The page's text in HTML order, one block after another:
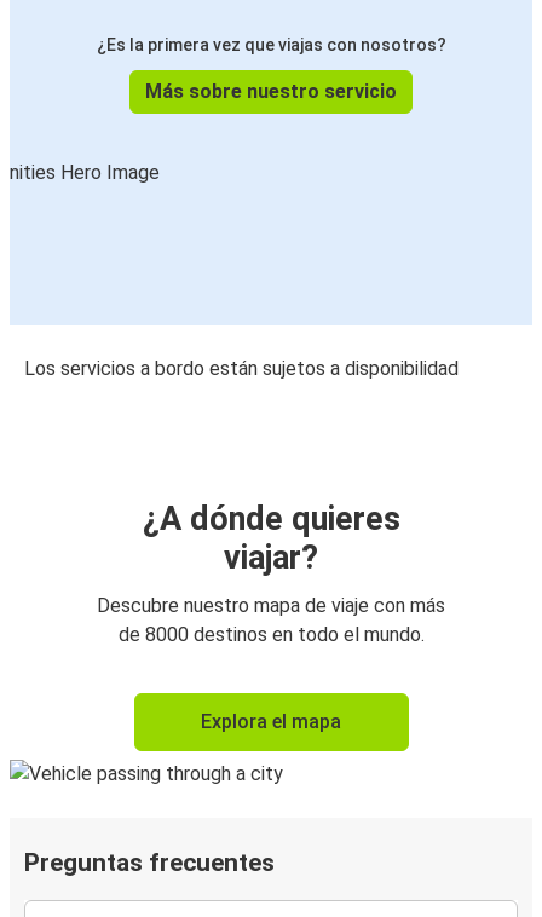
¿Es la primera vez que viajas con nosotros?
Más sobre nuestro servicio
Los servicios a bordo están sujetos a disponibilidad
¿A dónde quieres
viajar?
Descubre nuestro mapa de viaje con más
de 8000 destinos en todo el mundo.
Explora el mapa
Preguntas frecuentes